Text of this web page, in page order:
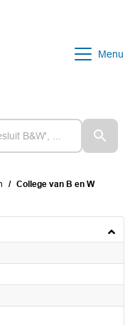
Menu
College van B en W